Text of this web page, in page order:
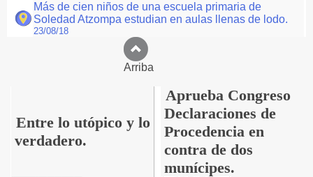
Más de cien niños de una escuela primaria de
Soledad Atzompa estudian en aulas llenas de lodo.
23/08/18
Arriba
Entre lo utópico y lo
verdadero.
Aprueba Congreso
Declaraciones de
Procedencia en
contra de dos
munícipes.